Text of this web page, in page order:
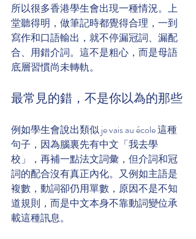
所以很多香港學生會出現一種情況。上
堂聽得明，做筆記時都覺得合理，一到
寫作和口語輸出，就不停漏冠詞、漏配
合、用錯介詞。這不是粗心，而是母語
底層習慣尚未轉軌。
最常見的錯，不是你以為的那些
例如學生會說出類似 je vais au école 這種
句子，因為腦裏先有中文「我去學
校」，再補一點法文詞彙，但介詞和冠
詞的配合沒有真正內化。又例如主語是
複數，動詞卻仍用單數，原因不是不知
道規則，而是中文本身不靠動詞變位承
載這種訊息。